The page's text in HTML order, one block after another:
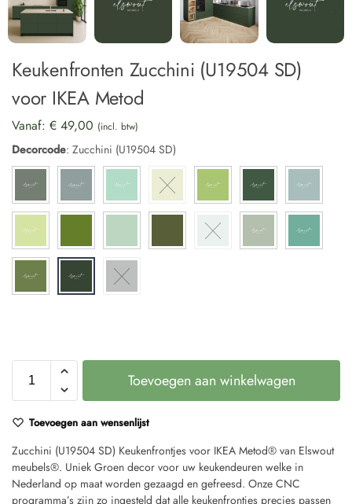
Keukenfronten Zucchini (U19504 SD)
voor IKEA Metod
Vanaf: € 49,00 (incl. btw)
Decorcode: Zucchini (U19504 SD)
Toevoegen aan winkelwagen
Toevoegen aan wensenlijst
Zucchini (U19504 SD) Keukenfrontjes voor IKEA Metod® van Elswout
meubels®. Uniek Groen decor voor uw keukendeuren welke in
Nederland op maat worden gezaagd en gefreesd. Onze CNC
programma’s zijn zo ingesteld dat alle keukenfrontjes precies passen